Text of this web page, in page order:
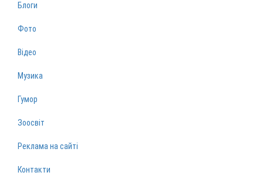
Блоги
Фото
Відео
Музика
Гумор
Зоосвіт
Реклама на сайті
Контакти